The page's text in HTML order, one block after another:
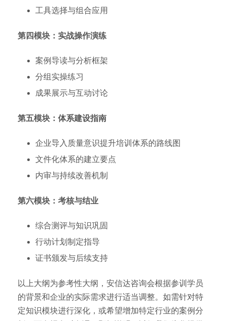
工具选择与组合应用
第四模块：实战操作演练
案例导读与分析框架
分组实操练习
成果展示与互动讨论
第五模块：体系建设指南
企业导入质量意识提升培训体系的路线图
文件化体系的建立要点
内审与持续改善机制
第六模块：考核与结业
综合测评与知识巩固
行动计划制定指导
证书颁发与后续支持
以上大纲为参考性大纲，安信达咨询会根据参训学员
的背景和企业的实际需求进行适当调整。如需针对特
定知识模块进行深化，或希望增加特定行业的案例分